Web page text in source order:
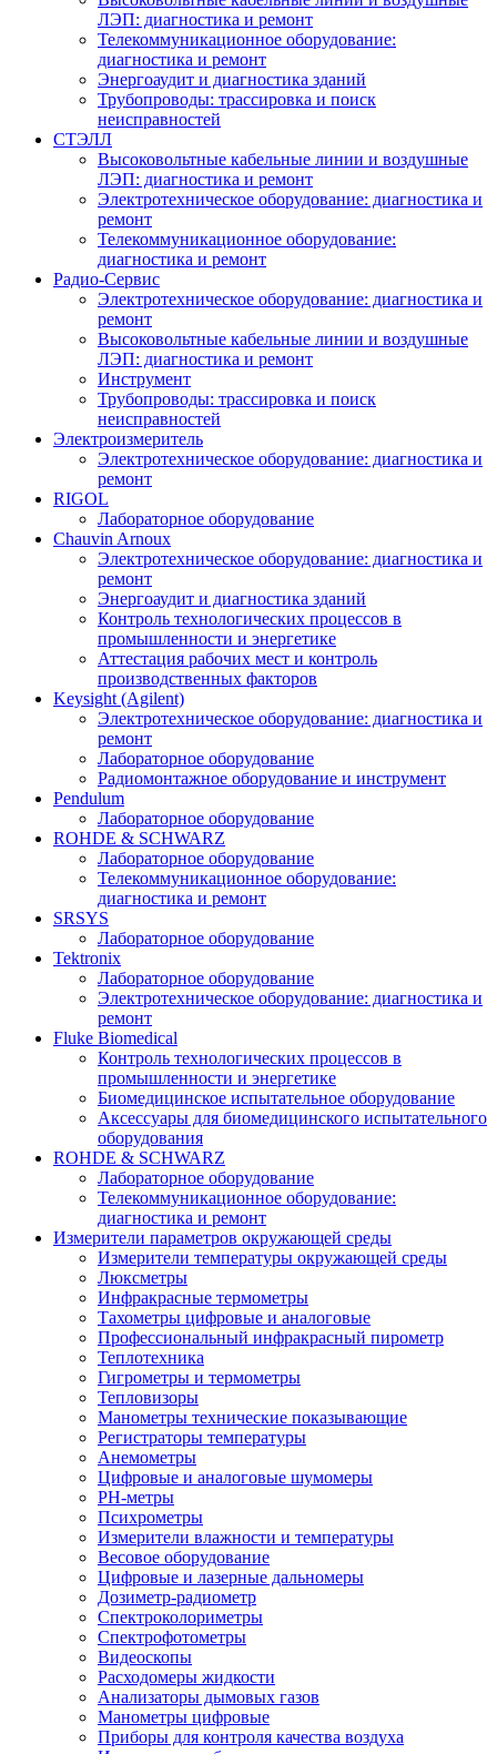
ЛЭП: диагностика и ремонт
Телекоммуникационное оборудование:
диагностика и ремонт
Энергоаудит и диагностика зданий
Трубопроводы: трассировка и поиск
неисправностей
СТЭЛЛ
Высоковольтные кабельные линии и воздушные
ЛЭП: диагностика и ремонт
Электротехническое оборудование: диагностика и
ремонт
Телекоммуникационное оборудование:
диагностика и ремонт
Радио-Cервис
Электротехническое оборудование: диагностика и
ремонт
Высоковольтные кабельные линии и воздушные
ЛЭП: диагностика и ремонт
Инструмент
Трубопроводы: трассировка и поиск
неисправностей
Электроизмеритель
Электротехническое оборудование: диагностика и
ремонт
RIGOL
Лабораторное оборудование
Chauvin Arnoux
Электротехническое оборудование: диагностика и
ремонт
Энергоаудит и диагностика зданий
Контроль технологических процессов в
промышленности и энергетике
Аттестация рабочих мест и контроль
производственных факторов
Keysight (Agilent)
Электротехническое оборудование: диагностика и
ремонт
Лабораторное оборудование
Радиомонтажное оборудование и инструмент
Pendulum
Лабораторное оборудование
ROHDE & SCHWARZ
Лабораторное оборудование
Телекоммуникационное оборудование:
диагностика и ремонт
SRSYS
Лабораторное оборудование
Tektronix
Лабораторное оборудование
Электротехническое оборудование: диагностика и
ремонт
Fluke Biomedical
Контроль технологических процессов в
промышленности и энергетике
Биомедицинское испытательное оборудование
Аксессуары для биомедицинского испытательного
оборудования
ROHDE & SCHWARZ
Лабораторное оборудование
Телекоммуникационное оборудование:
диагностика и ремонт
Измерители параметров окружающей среды
Измерители температуры окружающей среды
Люксметры
Инфракрасные термометры
Тахометры цифровые и аналоговые
Профессиональный инфракрасный пирометр
Теплотехника
Гигрометры и термометры
Тепловизоры
Манометры технические показывающие
Регистраторы температуры
Анемометры
Цифровые и аналоговые шумомеры
PH-метры
Психрометры
Измерители влажности и температуры
Весовое оборудование
Цифровые и лазерные дальномеры
Дозиметр-радиометр
Спектроколориметры
Спектрофотометры
Видеоскопы
Расходомеры жидкости
Анализаторы дымовых газов
Манометры цифровые
Приборы для контроля качества воздуха